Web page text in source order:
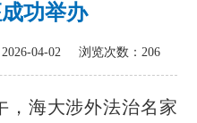
功举办
04-02 浏览次数： 206
，海大涉外法治名家